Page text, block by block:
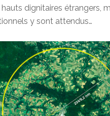
hauts dignitaires étrangers,
y sont attendus…